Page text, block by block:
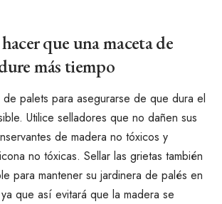
que una maceta de
más tiempo
de palets para asegurarse de que dura el
Utilice selladores que no dañen sus
de madera no tóxicos y
no tóxicas. Sellar las grietas también
para mantener su jardinera de palés en
que así evitará que la madera se